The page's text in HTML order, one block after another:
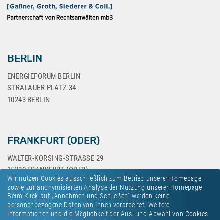
Wir nutzen Cookies ausschließlich zum Betrieb unserer Homepage
sowie zur anonymisierten Analyse der Nutzung unserer Homepage.
Beim Klick auf „Annehmen und Schließen“ werden keine
personenbezogene Daten von Ihnen verarbeitet. Weitere
Informationen und die Möglichkeit der Aus- und Abwahl von Cookies
BERLIN
ENERGIEFORUM BERLIN
STRALAUER PLATZ 34
10243 BERLIN
FRANKFURT (ODER)
WALTER-KORSING-STRASSE 29
15230 FRANKFURT (ODER)